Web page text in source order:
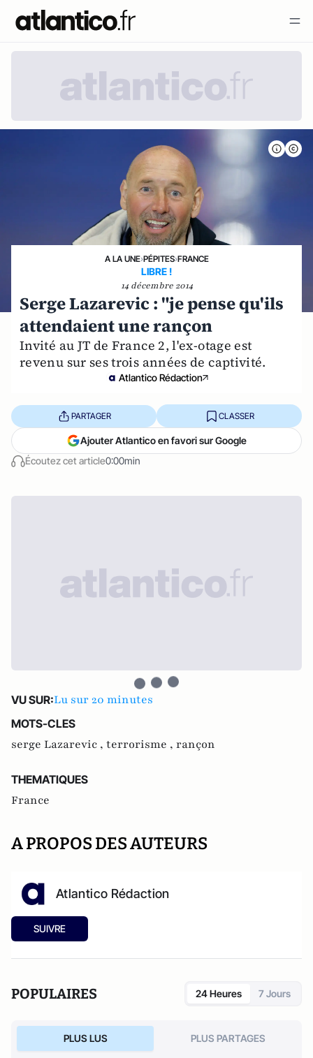
A LA UNE›PÉPITES›FRANCE
LIBRE !
14 décembre 2014
Serge Lazarevic : "je pense qu'ils
attendaient une rançon
Invité au JT de France 2, l'ex-otage est
revenu sur ses trois années de captivité.
Atlantico Rédaction
Écoutez cet article0:00min
PARTAGER CLASSER
Ajouter Atlantico en favori sur Google
VU SUR:Lu sur 20 minutes
MOTS-CLES
serge Lazarevic , terrorisme , rançon
THEMATIQUES
France
A PROPOS DES AUTEURS
Atlantico Rédaction
SUIVRE
POPULAIRES 24 Heures 7 Jours
PLUS LUS PLUS PARTAGES